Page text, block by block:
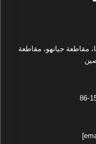
مقاطعة جيانهو، مقاطعة